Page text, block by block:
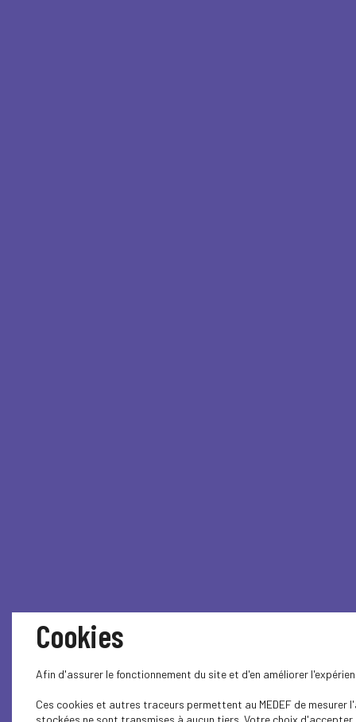
Cookies
Afin d'assurer le fonctionnement du site et d'en améliorer
Ces cookies et autres traceurs permettent au MEDEF de
stockées ne sont transmises à aucun tiers. Votre choix